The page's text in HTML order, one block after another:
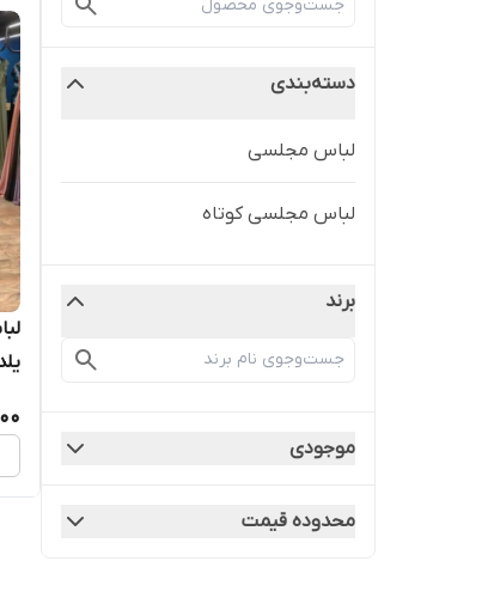
دسته‌بندی
لباس مجلسی
لباس مجلسی کوتاه
برند
موجودی
محدوده قیمت